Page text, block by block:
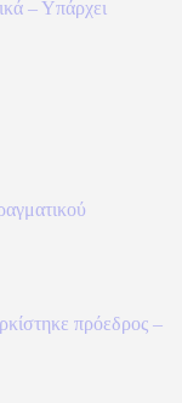
– Υπάρχει
πρόεδρος –